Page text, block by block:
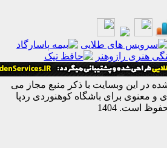
با ذکر منبع مجاز می
باشگاه کوهنوردی ردپا